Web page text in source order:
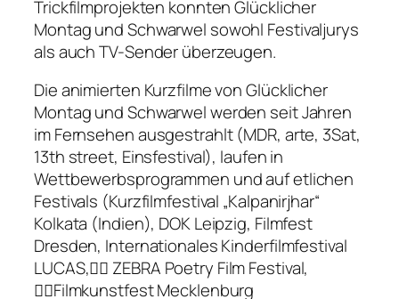
Trickfilmprojekten konnten Glücklicher
Montag und Schwarwel sowohl Festivaljurys
als auch TV-Sender überzeugen.
Die animierten Kurzfilme von Glücklicher
Montag und Schwarwel werden seit Jahren
im Fernsehen ausgestrahlt (MDR, arte, 3Sat,
13th street, Einsfestival), laufen in
Wettbewerbsprogrammen und auf etlichen
Festivals (Kurzfilmfestival „Kalpanirjhar“
Kolkata (Indien), DOK Leipzig, Filmfest
Dresden, Internationales Kinderfilmfestival
LUCAS, ZEBRA Poetry Film Festival,
Filmkunstfest Mecklenburg